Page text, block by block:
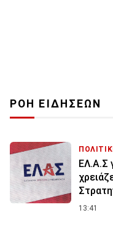
ΡΟΗ ΕΙΔΗΣΕΩΝ
ΕΛ.Α.Σ
13:41